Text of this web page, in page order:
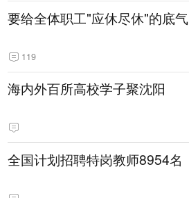
要给全体职工"应休尽休"的底气
119
海内外百所高校学子聚沈阳
全国计划招聘特岗教师8954名